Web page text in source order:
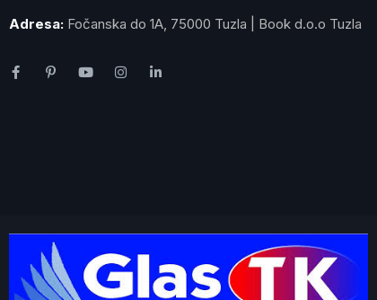
Adresa: Fočanska do 1A, 75000 Tuzla | Book d.o.o Tuzla